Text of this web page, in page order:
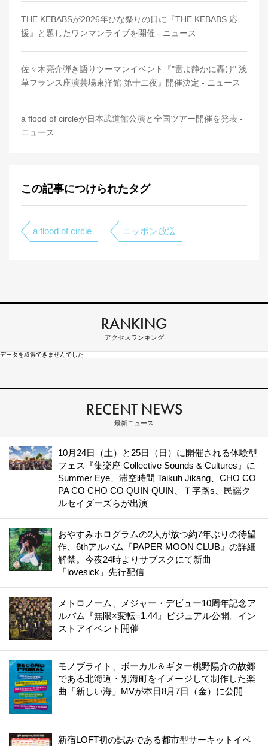
THE KEBABSが2026年ひな祭りの日に『THE KEBABS 応
援』と題したワンマンライブを開催 - ニュース
佐々木亮介弾き語りツーマンイベント『"雷よ静かに轟け" 浅
草フランス座演芸場東洋館 第十二夜』開催決定 - ニュース
a flood of circleが日本武道館公演と全国ツアー開催を発表 -
ニュース
この記事につけられたタグ
a flood of circle ニッポン放送
RANKING
アクセスランキング
データを取得できませんでした
RECENT NEWS
最新ニュース
10月24日（土）と25日（日）に開催される体験型
フェス『集楽座 Collective Sounds & Cultures』に
Summer Eye、滞空時間 Taikuh Jikang、CHO CO
PA CO CHO CO QUIN QUIN、Ｔ字路s、民謡ク
ルセイダーズらが出演
おやすみホログラムの2人が放つ約7年ぶりの待望
作、6thアルバム『PAPER MOON CLUB』の詳細
解禁。今夜24時よりサブスクにて新曲
「lovesick」先行配信
メトロノーム、メジャー・デビュー10周年記念ア
ルバム『無限×変転=1.44』ビジュアル公開。イン
ストアイベント開催
モノブライト、ボーカル＆ギター桃野陽介の故郷
である北海道・別海町をイメージして制作した楽
曲「新しい海」MVが本日8月7日（金）に公開
新宿LOFT初の試みである都市型サーキットイベ